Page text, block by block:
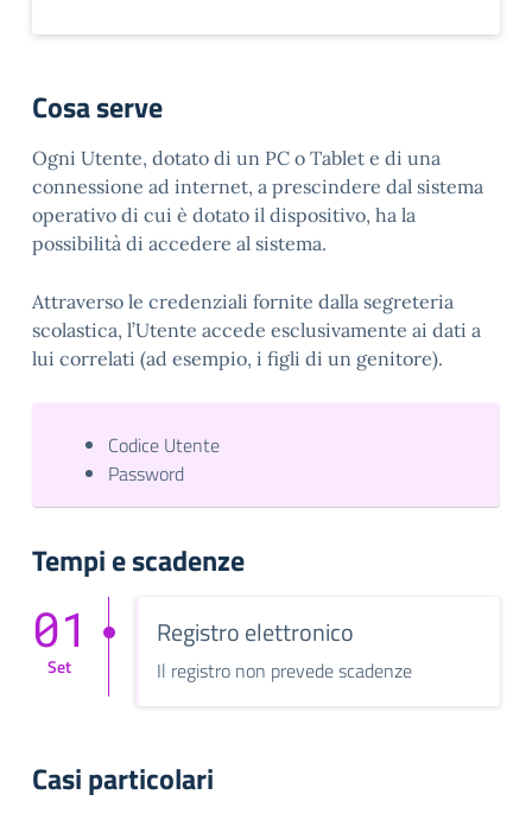
Cosa serve
Ogni Utente, dotato di un PC o Tablet e di una
connessione ad internet, a prescindere dal sistema
operativo di cui è dotato il dispositivo, ha la
possibilità di accedere al sistema.
Attraverso le credenziali fornite dalla segreteria
scolastica, l’Utente accede esclusivamente ai dati a
lui correlati (ad esempio, i figli di un genitore).
Codice Utente
Password
Tempi e scadenze
01
Set
Registro elettronico
Il registro non prevede scadenze
Casi particolari